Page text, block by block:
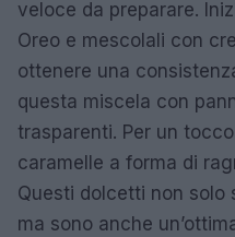
veloce da preparare.
Oreo e mescolali con
ottenere una
questa miscela con
trasparenti. Per un
caramelle a forma di
Questi dolcetti non solo
ma sono anche